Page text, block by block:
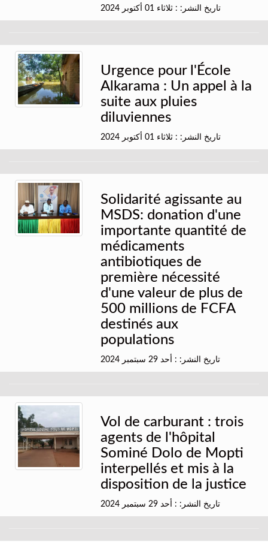
تاريخ النشر: : ثلاثاء 01 أكتوبر 2024
Urgence pour l'École
Alkarama : Un appel à la
suite aux pluies
diluviennes
تاريخ النشر: : ثلاثاء 01 أكتوبر 2024
Solidarité agissante au
MSDS: donation d'une
importante quantité de
médicaments
antibiotiques de
première nécessité
d'une valeur de plus de
500 millions de FCFA
destinés aux
populations
تاريخ النشر: : أحد 29 سبتمبر 2024
Vol de carburant : trois
agents de l'hôpital
Sominé Dolo de Mopti
interpellés et mis à la
disposition de la justice
تاريخ النشر: : أحد 29 سبتمبر 2024